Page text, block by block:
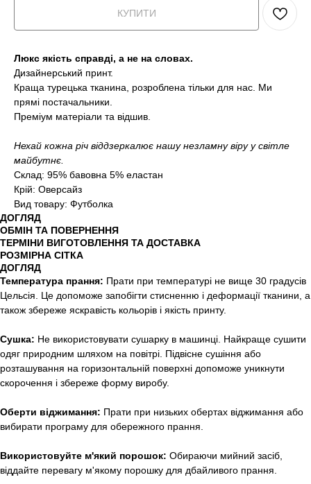
КУПИТИ
Люкс якість справді, а не на словах.
Дизайнерський принт.
Краща турецька тканина, розроблена тільки для нас. Ми
прямі постачальники.
Преміум матеріали та відшив.
Нехай кожна річ віддзеркалює нашу незламну віру у світле
майбутнє.
Склад: 95% бавовна 5% еластан
Крій: Оверсайз
Вид товару: Футболка
ДОГЛЯД
ОБМІН ТА ПОВЕРНЕННЯ
ТЕРМІНИ ВИГОТОВЛЕННЯ ТА ДОСТАВКА
РОЗМІРНА СІТКА
ДОГЛЯД
Температура прання: Прати при температурі не вище 30 градусів
Цельсія. Це допоможе запобігти стисненню і деформації тканини, а
також збереже яскравість кольорів і якість принту.
Сушка: Не використовувати сушарку в машинці. Найкраще сушити
одяг природним шляхом на повітрі. Підвісне сушіння або
розташування на горизонтальній поверхні допоможе уникнути
скорочення і збереже форму виробу.
Оберти віджимання: Прати при низьких обертах віджимання або
вибирати програму для обережного прання.
Використовуйте м'який порошок: Обираючи мийний засіб,
віддайте перевагу м'якому порошку для дбайливого прання.